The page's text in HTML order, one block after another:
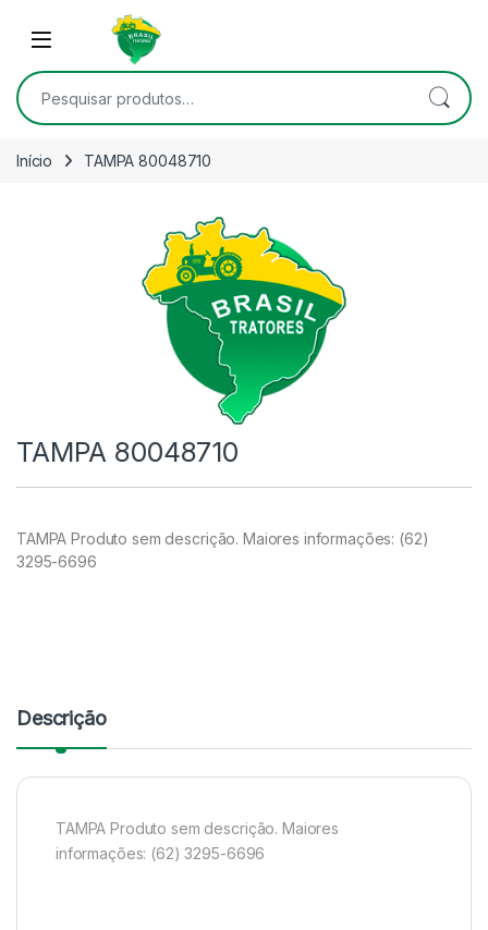
Skip to navigation
Open
Pesquisar por:
Início TAMPA 80048710
TAMPA 80048710
TAMPA Produto sem descrição. Maiores informações: (62)
3295-6696
Descrição
TAMPA Produto sem descrição. Maiores
informações: (62) 3295-6696